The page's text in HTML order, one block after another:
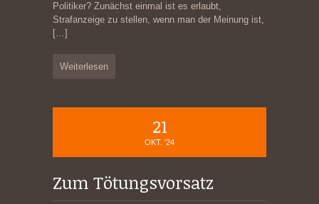
Politiker? Zunächst einmal ist es erlaubt,
Strafanzeige zu stellen, wenn man der Meinung ist,
[…]
Weiterlesen
21
OKT. '24
Zum Tötungsvorsatz